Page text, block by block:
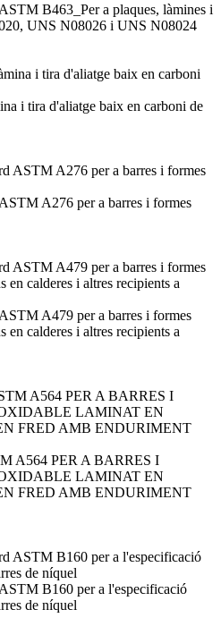
B463_Per a plaques, làmines i
UNS N08026 i UNS N08024
i tira d'aliatge baix en carboni de
A276 per a barres i formes
A479 per a barres i formes
en calderes i altres recipients a
A564 PER A BARRES I
LAMINAT EN
FRED AMB ENDURIMENT
B160 per a l'especificació
de níquel